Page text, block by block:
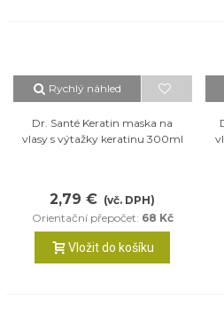
Rychlý náhled
Dr. Santé Keratin maska na
vlasy s výtažky keratinu 300ml
2,79 € (vč. DPH)
Orientační přepočet: 68 Kč
Vložit do košíku